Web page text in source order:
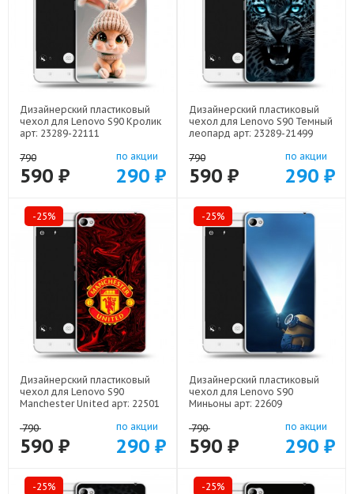
Дизайнерский пластиковый
чехол для Lenovo S90 Кролик
арт: 23289-22111
790
590 ₽
по акции
290 ₽
Дизайнерский пластиковый
чехол для Lenovo S90 Темный
леопард арт: 23289-21499
790
590 ₽
по акции
290 ₽
-25%
Дизайнерский пластиковый
чехол для Lenovo S90
Manchester United арт: 22501
790
590 ₽
по акции
290 ₽
-25%
Дизайнерский пластиковый
чехол для Lenovo S90
Миньоны арт: 22609
790
590 ₽
по акции
290 ₽
-25% -25%